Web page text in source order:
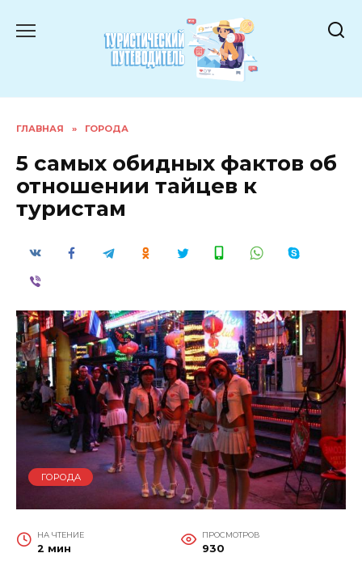
ГЛАВНАЯ » ГОРОДА
5 самых обидных фактов об
отношении тайцев к
туристам
ГОРОДА
НА ЧТЕНИЕ
2 мин
ПРОСМОТРОВ
930